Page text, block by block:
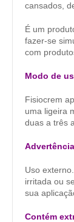
cansados,
É um
fazer-se
com
Modo de
Fisiocrem
uma ligeira
duas a três
Uso
irritada ou
sua
Contém